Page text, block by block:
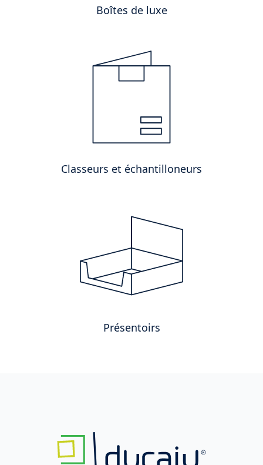
Boîtes de luxe
Classeurs et échantilloneurs
Présentoirs